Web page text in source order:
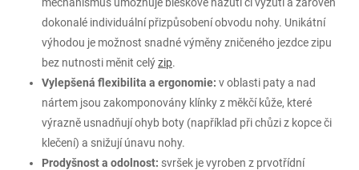
dokonalé individuální přizpůsobení obvodu nohy. Unikátní
výhodou je možnost snadné výměny zničeného jezdce zipu
bez nutnosti měnit celýzip.
Vylepšená flexibilita a ergonomie: v oblasti paty a nad
nártem jsou zakomponovány klínky z měkčí kůže, které
výrazně usnadňují ohyb boty (například při chůzi z kopce či
klečení) a snižují únavu nohy.
Prodyšnost a odolnost: svršek je vyroben z prvotřídní